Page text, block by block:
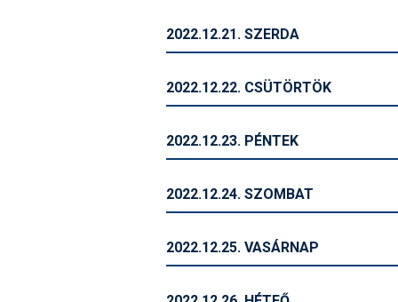
2022.12.21. SZERDA
2022.12.22. CSÜTÖRTÖK
2022.12.23. PÉNTEK
2022.12.24. SZOMBAT
2022.12.25. VASÁRNAP